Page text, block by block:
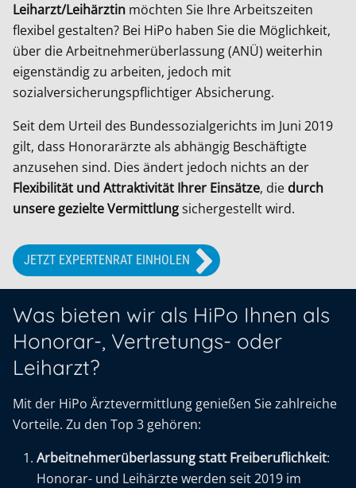
Leiharzt/Leihärztin möchten Sie Ihre Arbeitszeiten
flexibel gestalten? Bei HiPo haben Sie die Möglichkeit,
über die Arbeitnehmerüberlassung (ANÜ) weiterhin
eigenständig zu arbeiten, jedoch mit
sozialversicherungspflichtiger Absicherung.
Seit dem Urteil des Bundessozialgerichts im Juni 2019
gilt, dass Honorarärzte als abhängig Beschäftigte
anzusehen sind. Dies ändert jedoch nichts an der
Flexibilität und Attraktivität Ihrer Einsätze, die durch
unsere gezielte Vermittlungsichergestellt wird.
JETZT EXPERTENRAT EINHOLEN
Was bieten wir als HiPo Ihnen als
Honorar-, Vertretungs- oder
Leiharzt?
Mit der HiPo Ärztevermittlung genießen Sie zahlreiche
Vorteile. Zu den Top 3 gehören:
Arbeitnehmerüberlassung statt Freiberuflichkeit:
Honorar- und Leihärzte werden seit 2019 im